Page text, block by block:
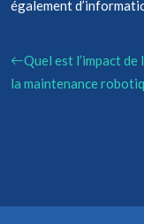
également
Quel est l’impact de
la maintenance